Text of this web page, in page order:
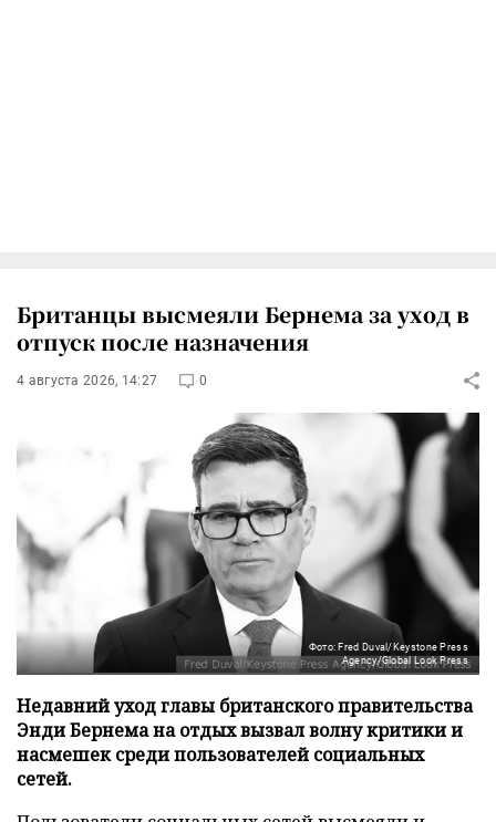
Британцы высмеяли Бернема за уход в
отпуск после назначения
4 августа 2026, 14:27 0
Фото: Fred Duval/Keystone Press
Agency/Global Look Press
Недавний уход главы британского правительства
Энди Бернема на отдых вызвал волну критики и
насмешек среди пользователей социальных
сетей.